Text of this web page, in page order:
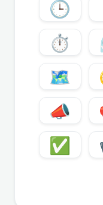
🕒
⏱️
🗺
📣
✅